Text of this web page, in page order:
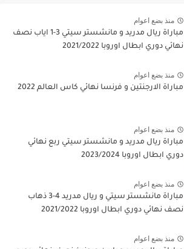
منذ بضع اعوام
مباراة ريال مدريد و مانشستر سيتي 3-1 اياب نصف
نهائي دوري ابطال اوروبا 2021/2022
منذ بضع اعوام
مباراة الارجنتين و فرنسا نهائي كاس العالم 2022
منذ بضع اعوام
مباراة ريال مدريد و مانشستر سيتي ربع نهائي
دوري ابطال اوروبا 2023/2024
منذ بضع اعوام
مباراة مانشستر سيتي و ريال مدريد 4-3 ذهاب
نصف نهائي دوري ابطال اوروبا 2021/2022
منذ بضع اعوام